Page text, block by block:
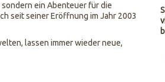
ein Abenteuer für die
seit seiner Eröffnung im Jahr 2003
lassen immer wieder neue,